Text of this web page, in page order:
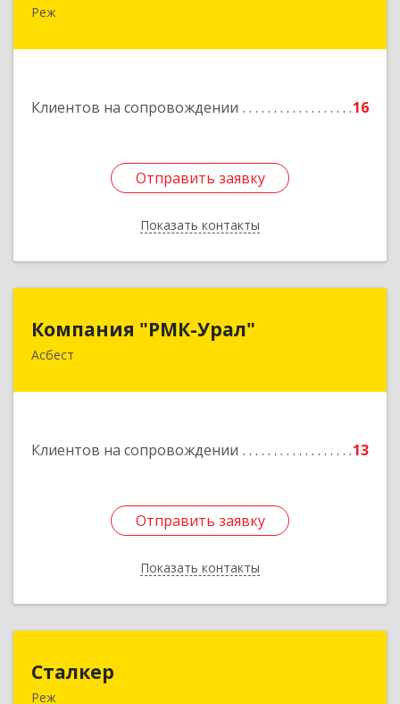
Реж
Клиентов на сопровождении 16
Отправить заявку
Показать контакты
623750, Свердловская обл, Режевской р-н, Реж
Отправить заявку
Назад
Компания "РМК-Урал"
Асбест
Клиентов на сопровождении 13
Отправить заявку
Показать контакты
Отправить заявку
Назад
Сталкер
Реж